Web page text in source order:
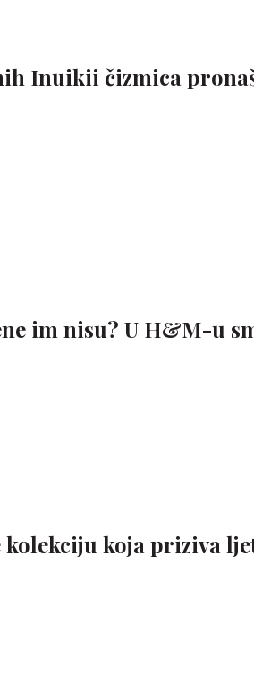
Inuikii čizmica
im nisu? U H&M-u
koja priziva